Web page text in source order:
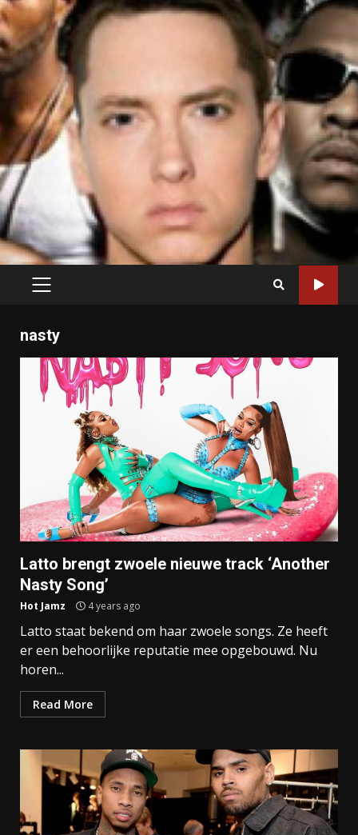
PRIMARY
nasty
Latto brengt zwoele nieuwe track ‘Another
Nasty Song’
Hot Jamz 4 years ago
Latto staat bekend om haar zwoele songs. Ze heeft
er een behoorlijke reputatie mee opgebouwd. Nu
horen...
Read More